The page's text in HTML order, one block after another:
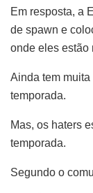
Em resposta, a
de spawn e
onde eles estão
Ainda tem
temporada.
Mas, os haters
temporada.
Segundo o